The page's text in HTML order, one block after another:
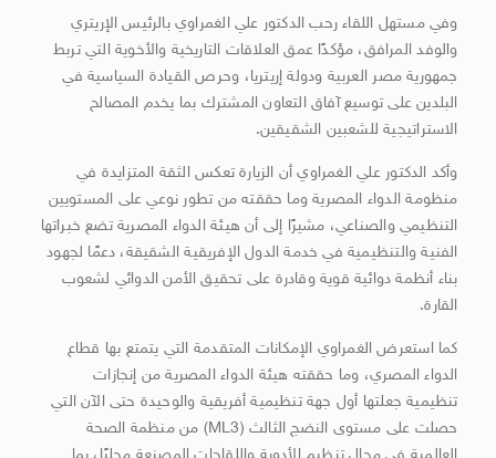
وفي مستهل اللقاء رحب الدكتور علي الغمراوي بالرئيس الإريتري
والوفد المرافق، مؤكدًا عمق العلاقات التاريخية والأخوية التي تربط
جمهورية مصر العربية ودولة إريتريا، وحرص القيادة السياسية في
البلدين على توسيع آفاق التعاون المشترك بما يخدم المصالح
الاستراتيجية للشعبين الشقيقين.
وأكد الدكتور علي الغمراوي أن الزيارة تعكس الثقة المتزايدة في
منظومة الدواء المصرية وما حققته من تطور نوعي على المستويين
التنظيمي والصناعي، مشيرًا إلى أن هيئة الدواء المصرية تضع خبراتها
الفنية والتنظيمية في خدمة الدول الإفريقية الشقيقة، دعمًا لجهود
بناء أنظمة دوائية قوية وقادرة على تحقيق الأمن الدوائي لشعوب
القارة.
كما استعرض الغمراوي الإمكانات المتقدمة التي يتمتع بها قطاع
الدواء المصري، وما حققته هيئة الدواء المصرية من إنجازات
تنظيمية جعلتها أول جهة تنظيمية أفريقية والوحيدة حتى الآن التي
حصلت على مستوى النضج الثالث (ML3) من منظمة الصحة